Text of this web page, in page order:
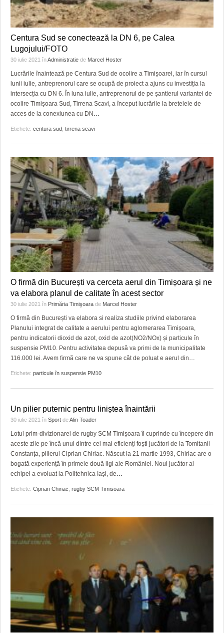
Centura Sud se conectează la DN 6, pe Calea
Lugojului/FOTO
30 iulie 2021 înAdministratie de Marcel Hoster
Lucrările înaintează pe Centura Sud de ocolire a Timișoarei, iar în cursul
lunii iulie, antreprenorul care se ocupă de proiect a ajuns cu investiția la
intersecția cu DN 6. În luna iulie, antreprenorul de pe șantierul variantei de
ocolire Timișoara Sud, Tirrena Scavi, a început lucrările la bretelele de
acces de la conexiunea cu DN…
Etichete: centura sud tirrena scavi
O firmă din București va cerceta aerul din Timișoara și ne
va elabora planul de calitate în acest sector
30 iulie 2021 în Primăria Timişoara de Marcel Hoster
O firmă din București va elabora si realiza studiile privind elaborarea
Planului integrat de calitate a aerului pentru aglomerarea Timișoara,
pentru indicatorii dioxid de azot, oxid de azot(NO2/NOx) și particule în
suspensie PM10. Pentru activitatea depusă va primi de la municipalitate
116.000 lei. Avem firmă care ne va spune cât de poluat e aerul din…
Etichete: particule în suspensie PM10
Un pilier puternic pentru liniștea înaintării
30 iulie 2021 în Sport deAlin Toader
Lotul prim-divizionarei de rugby SCM Timișoara îl cuprinde cu începere din
aceste zile pe încă unul dintre cei mai eficienți foști jucători de la Tomitanii
Constanța, pilierul Ciprian Chiriac. Născut la 21 martie 1993, Chiriac are o
bogată experiență în primele două ligi ale României. Noul jucător al
echipei a evoluat la Politehnica Iași, de…
Etichete: Ciprian Chiriac rugby SCM Timisoara